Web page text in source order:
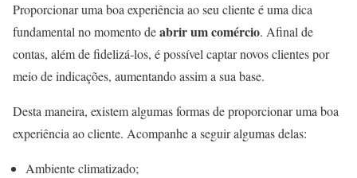
Proporcionar uma boa experiência ao seu cliente é uma dica
fundamental no momento deabrir um comércio. Afinal de
contas, além de fidelizá-los, é possível captar novos clientes por
meio de indicações, aumentando assim a sua base.
Desta maneira, existem algumas formas de proporcionar uma boa
experiência ao cliente. Acompanhe a seguir algumas delas:
Ambiente climatizado;